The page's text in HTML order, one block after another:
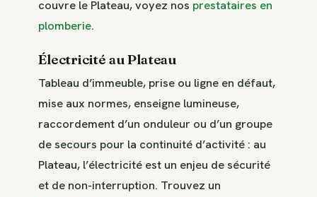
couvre le Plateau, voyez nos prestataires en
plomberie.
Électricité au Plateau
Tableau d’immeuble, prise ou ligne en défaut,
mise aux normes, enseigne lumineuse,
raccordement d’un onduleur ou d’un groupe
de secours pour la continuité d’activité : au
Plateau, l’électricité est un enjeu de sécurité
et de non-interruption. Trouvez un